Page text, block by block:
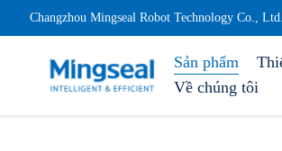
Changzhou Mingseal Robot Technology Co.,
Sản phẩm
Về chúng tôi